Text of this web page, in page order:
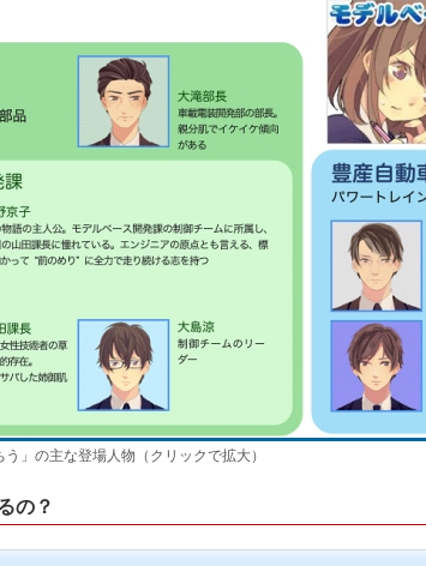
メイドインジャパン
植物工場
知財マネジメント
グローバル設計・開発
制御セキュリティ
新型コロナへの対応
う」の主な登場人物（クリックで拡大）
の？